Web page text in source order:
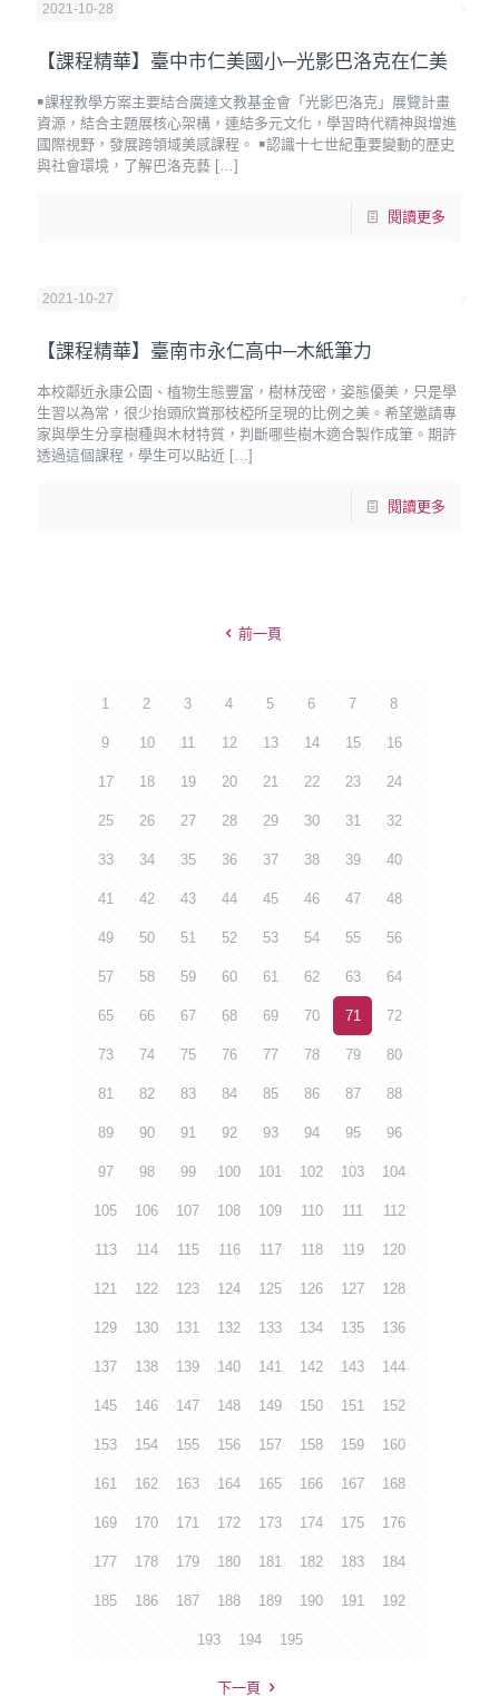
2021-10-28
【課程精華】臺中市仁美國小─光影巴洛克在仁美
￭課程教學方案主要結合廣達文教基金會「光影巴洛克」展覽計畫
資源，結合主題展核心架構，連結多元文化，學習時代精神與增進
國際視野，發展跨領域美感課程。 ￭認識十七世紀重要變動的歷史
與社會環境，了解巴洛克藝 […]
閱讀更多
2021-10-27
【課程精華】臺南市永仁高中─木紙筆力
本校鄰近永康公園、植物生態豐富，樹林茂密，姿態優美，只是學
生習以為常，很少抬頭欣賞那枝椏所呈現的比例之美。希望邀請專
家與學生分享樹種與木材特質，判斷哪些樹木適合製作成筆。期許
透過這個課程，學生可以貼近 […]
閱讀更多
前一頁
1 2 3 4 5 6 7 8
9 10 11 12 13 14 15 16
17 18 19 20 21 22 23 24
25 26 27 28 29 30 31 32
33 34 35 36 37 38 39 40
41 42 43 44 45 46 47 48
49 50 51 52 53 54 55 56
57 58 59 60 61 62 63 64
65 66 67 68 69 70 71 72
73 74 75 76 77 78 79 80
81 82 83 84 85 86 87 88
89 90 91 92 93 94 95 96
97 98 99 100 101 102 103 104
105 106 107 108 109 110 111 112
113 114 115 116 117 118 119 120
121 122 123 124 125 126 127 128
129 130 131 132 133 134 135 136
137 138 139 140 141 142 143 144
145 146 147 148 149 150 151 152
153 154 155 156 157 158 159 160
161 162 163 164 165 166 167 168
169 170 171 172 173 174 175 176
177 178 179 180 181 182 183 184
185 186 187 188 189 190 191 192
193 194 195
下一頁